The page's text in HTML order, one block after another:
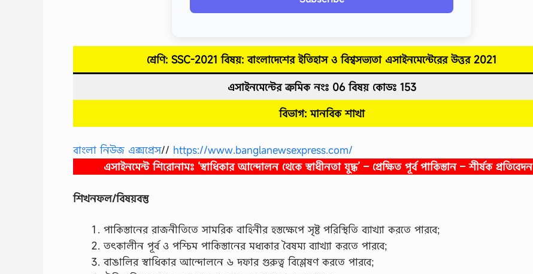
শ্রেণি: SSC-2021 বিষয়: বাংলাদেশের ইতিহাস ও বিশ্বসভ্যতা এসাইনমেন্টেরের উত্তর2021
এসাইনমেন্টের ক্রমিক নংঃ 06 বিষয় কোডঃ 153
বিভাগ: মানবিক শাখা
বাংলা নিউজ এক্সপ্রেস// https://www.banglanewsexpress.com/
এসাইনমেন্ট শিরোনামঃ ‘স্বাধিকার আন্দোলন থেকে স্বাধীনতা যুদ্ধ’ – প্রেক্ষিত পূর্ব পাকিস্তান – শীর্ষক প্রতিবেদন
শিখনফল/বিষয়বস্তু
পাকিস্তানের রাজনীতিতে সামরিক বাহিনীর হস্তক্ষেপে সৃষ্ট পরিস্থিতি ব্যাখ্যা করতে পারবে;
তৎকালীন পূর্ব ও পশ্চিম পাকিস্তানের মধ্যকার বৈষম্য ব্যাখ্যা করতে পারবে;
বাঙালির স্বাধিকার আন্দোলনে ৬ দফার গুরুত্ব বিশ্লেষণ করতে পারবে;